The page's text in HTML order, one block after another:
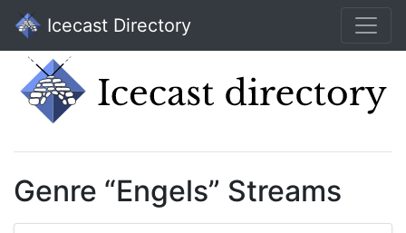
Icecast Directory
Genre “Engels” Streams